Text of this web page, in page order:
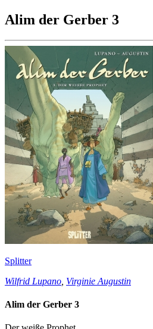
Alim der Gerber 3
Splitter
Wilfrid Lupano Virginie Augustin
Alim der Gerber 3